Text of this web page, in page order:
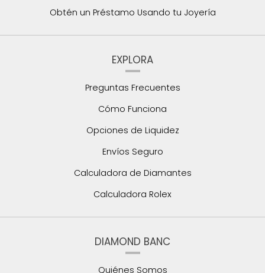
Obtén un Préstamo Usando tu Joyería
EXPLORA
Preguntas Frecuentes
Cómo Funciona
Opciones de Liquidez
Envíos Seguro
Calculadora de Diamantes
Calculadora Rolex
DIAMOND BANC
Quiénes Somos